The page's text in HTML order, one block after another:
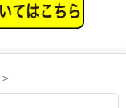
＞